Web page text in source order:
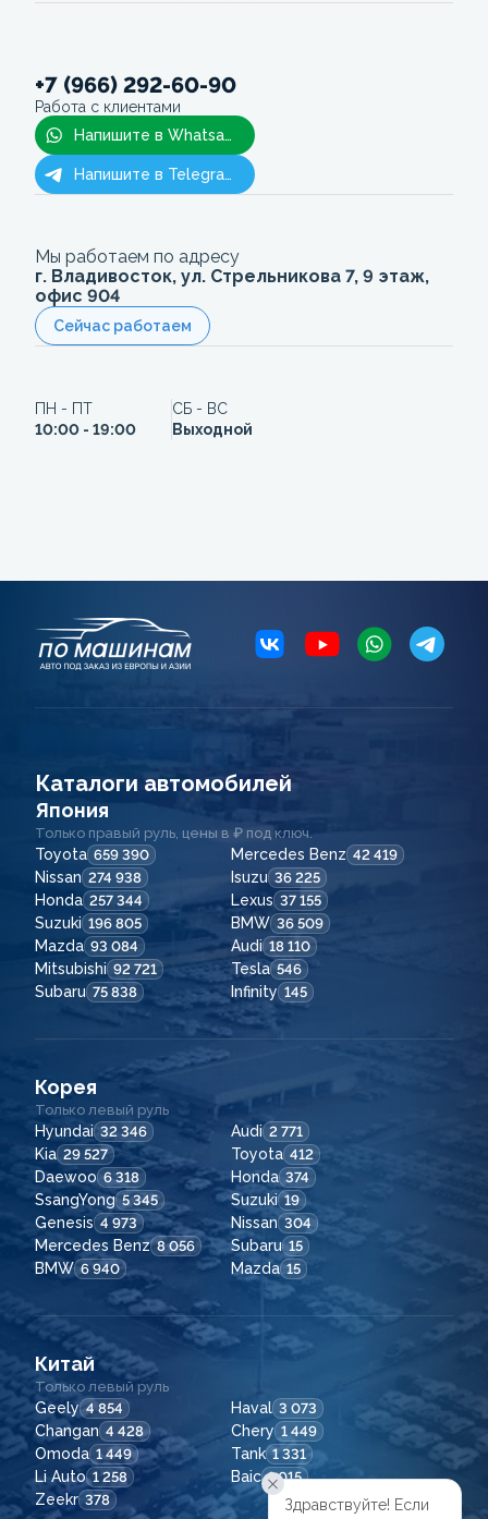
+7 (966) 292-60-90
Работа с клиентами
Напишите в Whatsapp
Напишите в Telegram
Мы работаем по адресу
г. Владивосток, ул. Стрельникова 7, 9 этаж,
офис 904
Сейчас работаем
ПН - ПТ
10:00 - 19:00
СБ - ВС
Выходной
Каталоги автомобилей
Япония
Только правый руль, цены в ₽ под ключ.
Toyota 659 390 Mercedes Benz 42 419
Nissan 274 938 Isuzu 36 225
Honda 257 344 Lexus 37 155
Suzuki 196 805 BMW 36 509
Mazda 93 084 Audi 18 110
Mitsubishi 92 721 Tesla 546
Subaru 75 838 Infinity 145
Корея
Только левый руль
Hyundai 32 346 Audi 2 771
Kia 29 527 Toyota 412
Daewoo 6 318 Honda 374
SsangYong 5 345 Suzuki 19
Genesis 4 973 Nissan 304
Mercedes Benz 8 056 Subaru 15
BMW 6 940 Mazda 15
Китай
Только левый руль
Geely 4 854 Haval 3 073
Changan 4 428 Chery 1 449
Omoda 1 449 Tank 1 331
Li Auto 1 258 Baic 1 015
Zeekr 378
Здравствуйте! Если